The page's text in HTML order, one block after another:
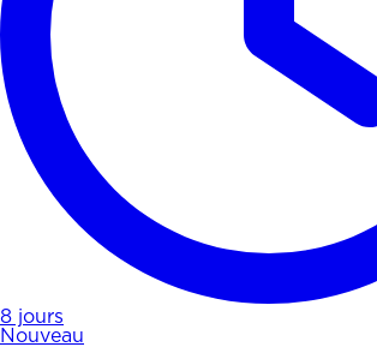
8 jours
Nouveau